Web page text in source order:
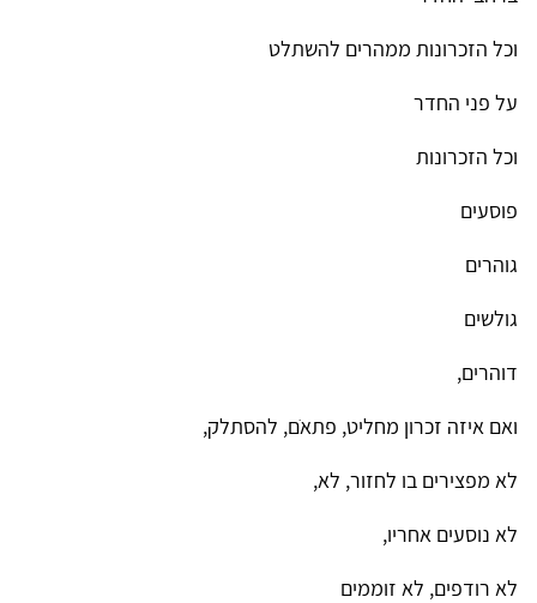
וכל הזכרונות ממהרים להשתלט
על פני החדר
וכל הזכרונות
פוסעים
גוהרים
גולשים
דוהרים,
ואם איזה זכרון מחליט, פתאֹם, להסתלק,
לא מפצירים בו לחזור, לא,
לא נוסעים אחריו,
לא רודפים, לא זוממים